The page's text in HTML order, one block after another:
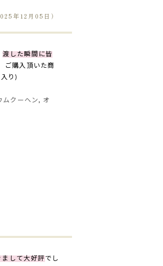
年12月05日）
渡した瞬間に皆
ご購入頂いた商
り)
ムクーヘン, オ
まして大好評 でし